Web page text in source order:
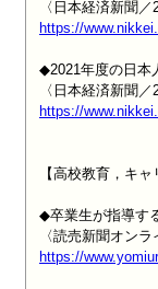
https://
◆2021年度の日本
https://
【高校教育，キャ
◆卒業生が指導す
https://